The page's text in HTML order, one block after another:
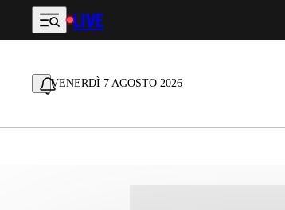
Vai al contenuto principale
LIVE
VENERDÌ 7 AGOSTO 2026